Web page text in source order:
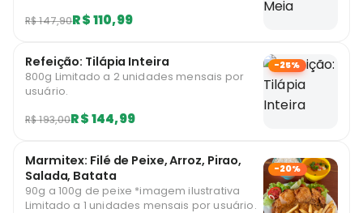
R$ 147,90R$ 110,99
Refeição: Tilápia Inteira
800g Limitado a 2 unidades mensais por
usuário.
R$ 193,00R$ 144,99
-25%
Marmitex: Filé de Peixe, Arroz, Pirao,
Salada, Batata
90g a 100g de peixe *imagem ilustrativa
Limitado a 1 unidades mensais por usuário.
-20%